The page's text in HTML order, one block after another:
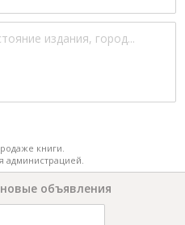
книги.
администрацией.
объявления